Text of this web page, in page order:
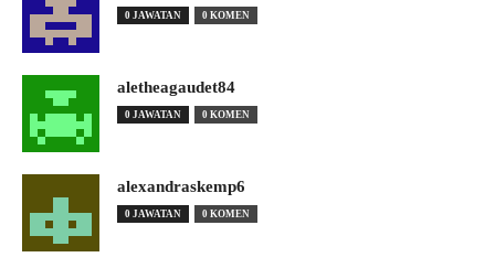
0 JAWATAN 0 KOMEN
aletheagaudet84
0 JAWATAN 0 KOMEN
alexandraskemp6
0 JAWATAN 0 KOMEN